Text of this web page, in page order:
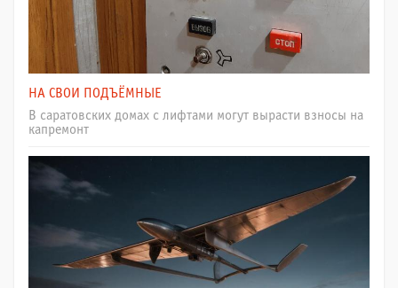
НА СВОИ ПОДЪЁМНЫЕ
В саратовских домах с лифтами могут вырасти взносы на
капремонт